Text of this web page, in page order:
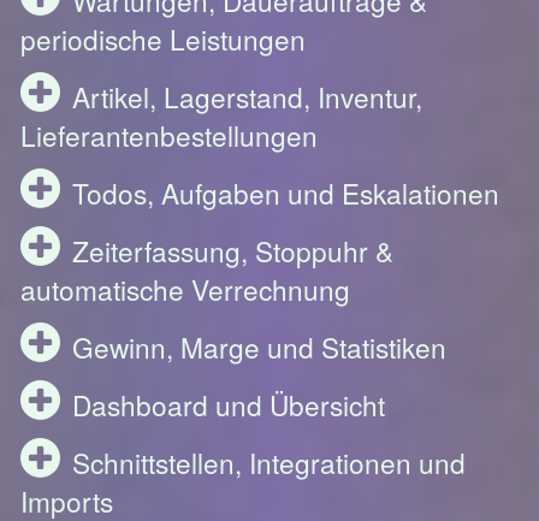
periodische Leistungen
Artikel, Lagerstand, Inventur,
Lieferantenbestellungen
Todos, Aufgaben und Eskalationen
Zeiterfassung, Stoppuhr &
automatische Verrechnung
Gewinn, Marge und Statistiken
Dashboard und Übersicht
Schnittstellen, Integrationen und
Imports